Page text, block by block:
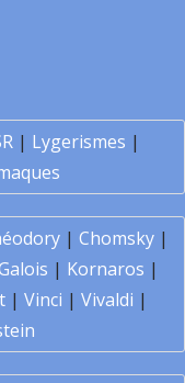
| Lygerismes |
| Chomsky|
| Kornaros |
| Vinci | Vivaldi |